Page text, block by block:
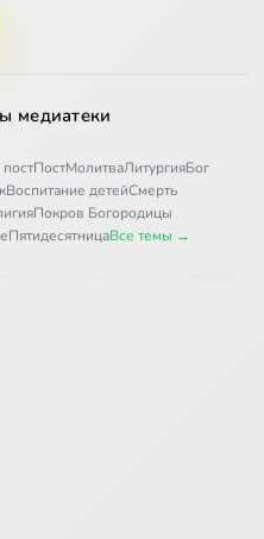
медиатеки
ПостМолитваЛитургияБог
Воспитание детейСмерть
Покров Богородицы
ПятидесятницаВсе темы →